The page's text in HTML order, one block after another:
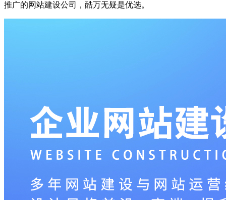
推广的网站建设公司，酷万无疑是优选。